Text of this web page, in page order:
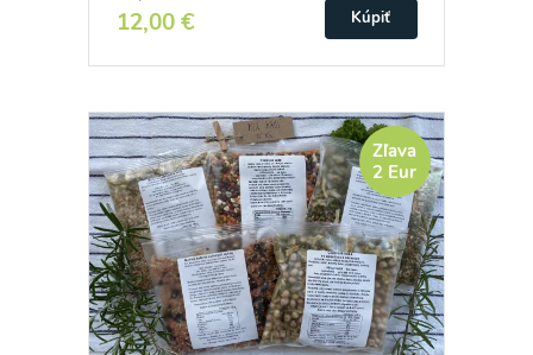
12,00 € Kúpiť
Zľava
2 Eur